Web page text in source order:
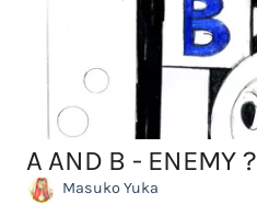
A AND B - ENEMY ?
Masuko Yuka